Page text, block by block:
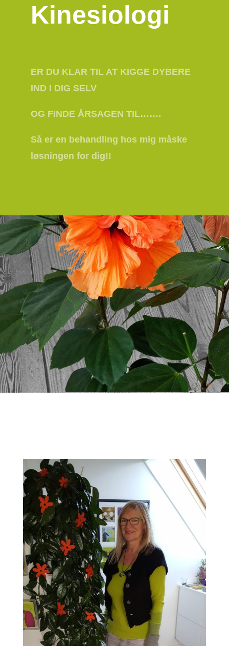
Kinesiologi
ER DU KLAR TIL AT KIGGE DYBERE
IND I DIG SELV
OG FINDE ÅRSAGEN TIL…….
Så er en behandling hos mig måske
løsningen for dig!!